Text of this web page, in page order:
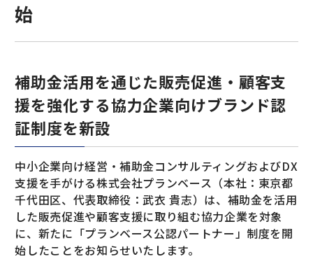
始
補助金活用を通じた販売促進・顧客支
援を強化する協力企業向けブランド認
証制度を新設
中小企業向け経営・補助金コンサルティングおよびDX
支援を手がける株式会社プランベース（本社：東京都
千代田区、代表取締役：武衣 貴志）は、補助金を活用
した販売促進や顧客支援に取り組む協力企業を対象
に、新たに「プランベース公認パートナー」制度を開
始したことをお知らせいたします。